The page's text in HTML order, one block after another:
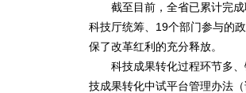
截至目前，全省已累计完成
科技厅统筹、19个部门参与的
保了改革红利的充分释放。
科技成果转化过程环节多、
技成果转化中试平台管理办法